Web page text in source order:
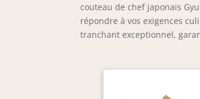
couteau de chef japonais
répondre à vos exigences
tranchant exceptionnel,